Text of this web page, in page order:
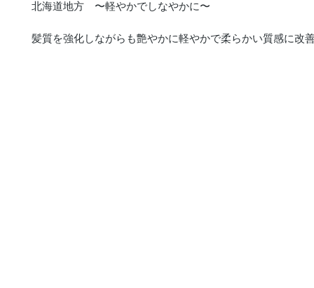
北海道地方 〜軽やかでしなやかに〜
髪質を強化しながらも艶やかに軽やかで柔らかい質感に改